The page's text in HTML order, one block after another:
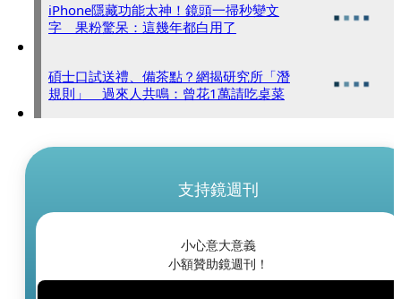
iPhone隱藏功能太神！鏡頭一掃秒變文
字 果粉驚呆：這幾年都白用了
碩士口試送禮、備茶點？網揭研究所「潛
規則」 過來人共鳴：曾花1萬請吃桌菜
支持鏡週刊
小心意大意義
小額贊助鏡週刊！